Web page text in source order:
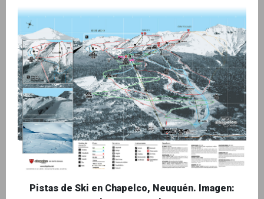
Pistas de Ski en Chapelco, Neuquén. Imagen: